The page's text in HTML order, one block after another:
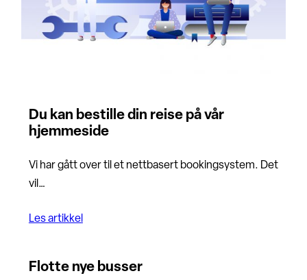
Du kan bestille din reise på vår
hjemmeside
Vi har gått over til et nettbasert bookingsystem. Det
vil…
Les artikkel
Flotte nye busser